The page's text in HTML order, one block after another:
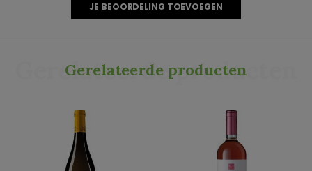
JE BEOORDELING TOEVOEGEN
Gerelateerde producten
Gerelateerde producten